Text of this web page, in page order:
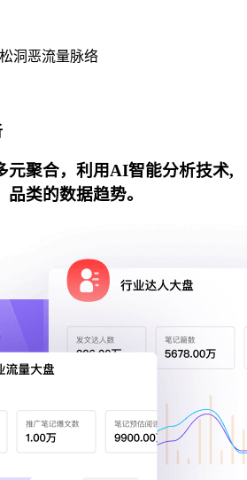
洞恶流量脉络
元聚合，利用AI智能分析技术,
类的数据趋势。